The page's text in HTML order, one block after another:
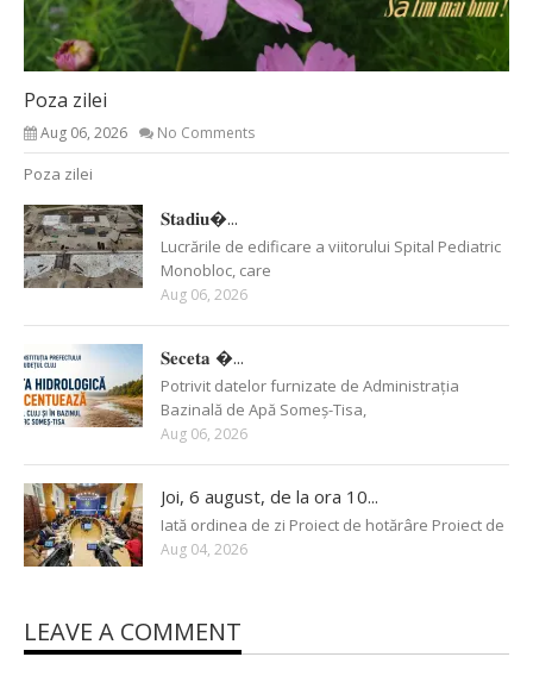
Poza zilei
Aug 06, 2026 No Comments
Poza zilei
𝐒𝐭𝐚𝐝𝐢𝐮�...
Lucrările de edificare a viitorului Spital Pediatric
Monobloc, care
Aug 06, 2026
𝐒𝐞𝐜𝐞𝐭𝐚 �...
Potrivit datelor furnizate de Administrația
Bazinală de Apă Someș-Tisa,
Aug 06, 2026
Joi, 6 august, de la ora 10...
Iată ordinea de zi Proiect de hotărâre Proiect de
Aug 04, 2026
LEAVE A COMMENT